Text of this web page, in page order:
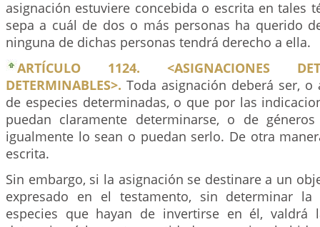
asignación estuviere concebida o escrita en tales
sepa a cuál de dos o más personas ha querido
ninguna de dichas personas tendrá derecho a ella.
ARTÍCULO 1124. <ASIGNACIONES
DETERMINABLES>. Toda asignación deberá ser,
de especies determinadas, o que por las
puedan claramente determinarse, o de
igualmente lo sean o puedan serlo. De otra
escrita.
Sin embargo, si la asignación se destinare a un
expresado en el testamento, sin determinar
especies que hayan de invertirse en él, valdrá